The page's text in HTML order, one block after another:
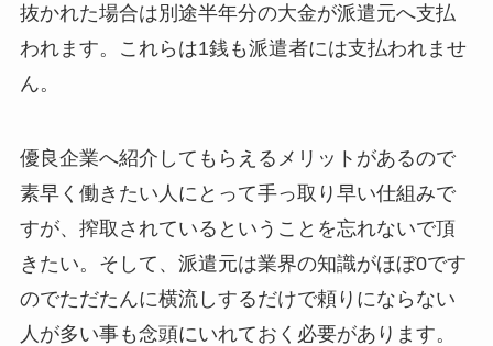
抜かれた場合は別途半年分の大金が派遣元へ支払
われます。これらは1銭も派遣者には支払われませ
ん。
優良企業へ紹介してもらえるメリットがあるので
素早く働きたい人にとって手っ取り早い仕組みで
すが、搾取されているということを忘れないで頂
きたい。そして、派遣元は業界の知識がほぼ0です
のでただたんに横流しするだけで頼りにならない
人が多い事も念頭にいれておく必要があります。